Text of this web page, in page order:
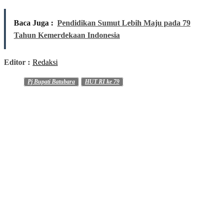
Baca Juga : Pendidikan Sumut Lebih Maju pada 79
Tahun Kemerdekaan Indonesia
Editor : Redaksi
Pj Bupati Batubara HUT RI ke 79